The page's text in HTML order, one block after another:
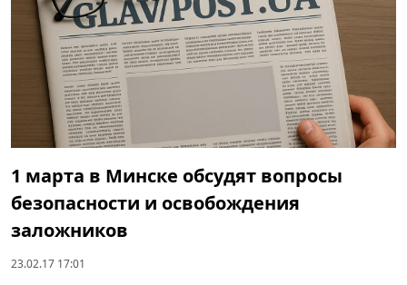
1 марта в Минске обсудят вопросы
безопасности и освобождения
заложников
23.02.17 17:01